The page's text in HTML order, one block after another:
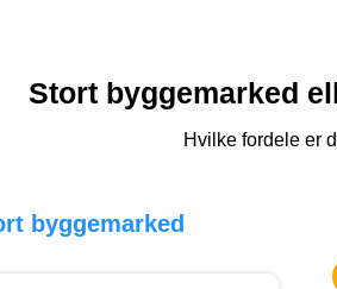
Stort byggemarked
Hvilke fordele er
byggemarked